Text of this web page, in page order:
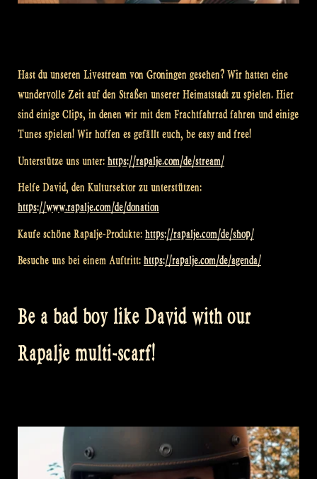
Hast du unseren Livestream von Groningen gesehen? Wir hatten eine
wundervolle Zeit auf den Straßen unserer Heimatstadt zu spielen. Hier
sind einige Clips, in denen wir mit dem Frachtfahrrad fahren und einige
Tunes spielen! Wir hoffen es gefällt euch, be easy and free!
Unterstütze uns unter: https://rapalje.com/de/stream/
Helfe David, den Kultursektor zu unterstützen:
https://www.rapalje.com/de/donation
Kaufe schöne Rapalje-Produkte: https://rapalje.com/de/shop/
Besuche uns bei einem Auftritt: https://rapalje.com/de/agenda/
Be a bad boy like David with our
Rapalje multi-scarf!